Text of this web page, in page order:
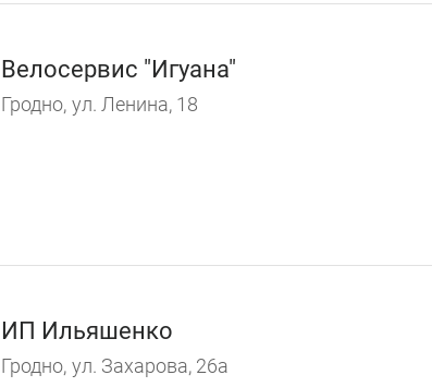
Велосервис "Игуана"
Гродно, ул. Ленина, 18
ИП Ильяшенко
Гродно, ул. Захарова, 26а